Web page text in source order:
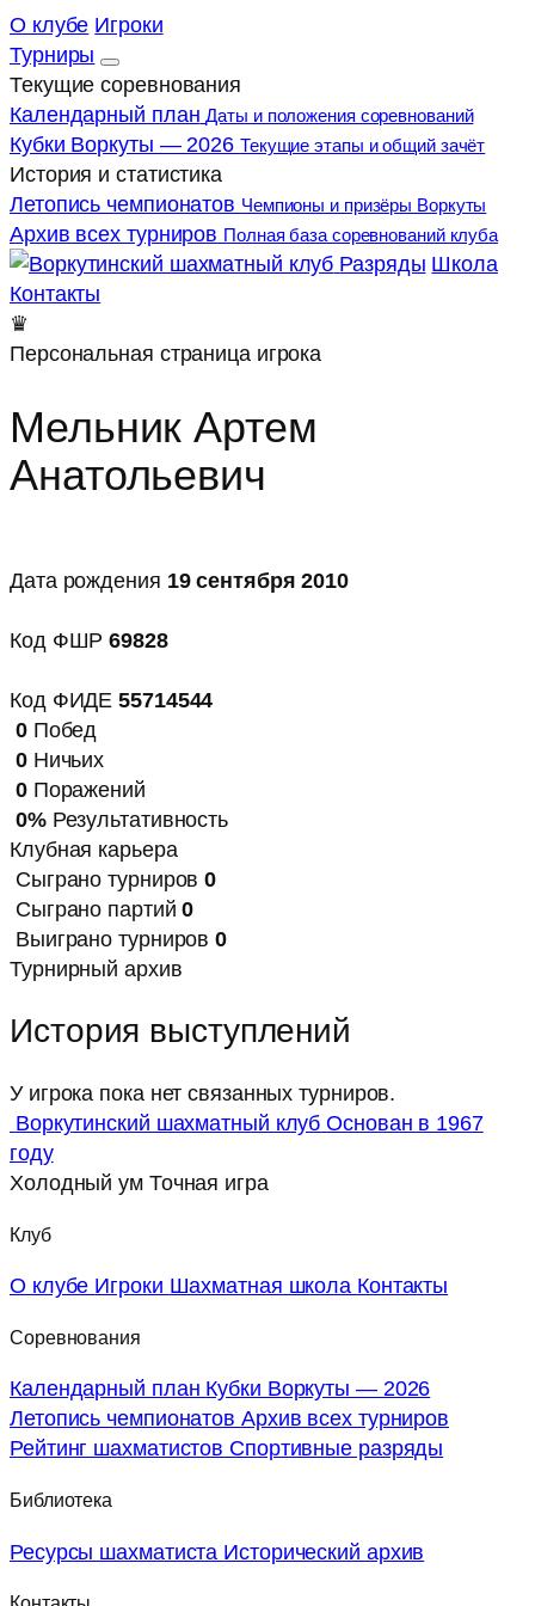
О клубе Игроки
Турниры
Текущие соревнования
Календарный план Даты и положения соревнований
Кубки Воркуты — 2026 Текущие этапы и общий зачёт
История и статистика
Летопись чемпионатов Чемпионы и призёры Воркуты
Архив всех турниров Полная база соревнований клуба
Разряды Школа
Контакты
♛
Персональная страница игрока
Мельник Артем
Анатольевич
Дата рождения 19 сентября 2010
Код ФШР 69828
Код ФИДЕ 55714544
0 Побед
0 Ничьих
0 Поражений
0% Результативность
Клубная карьера
Сыграно турниров 0
Сыграно партий 0
Выиграно турниров 0
Турнирный архив
История выступлений
У игрока пока нет связанных турниров.
Воркутинский шахматный клубОснован в 1967
году
Холодный ум Точная игра
Клуб
О клубе Игроки Шахматная школа Контакты
Соревнования
Календарный план Кубки Воркуты — 2026
Летопись чемпионатов Архив всех турниров
Рейтинг шахматистов Спортивные разряды
Библиотека
Ресурсы шахматиста Исторический архив